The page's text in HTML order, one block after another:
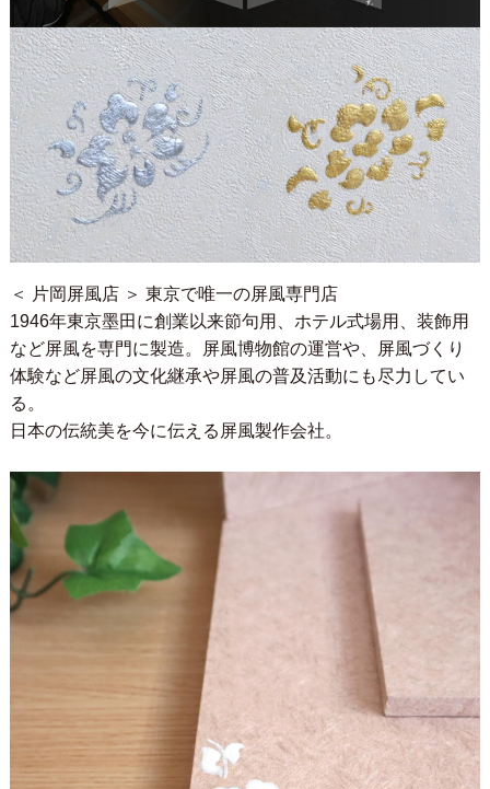
＜ 片岡屏風店 ＞ 東京で唯一の屏風専門店
1946年東京墨田に創業以来節句用、ホテル式場用、装飾用
など屏風を専門に製造。屏風博物館の運営や、屏風づくり
体験など屏風の文化継承や屏風の普及活動にも尽力してい
る。
日本の伝統美を今に伝える屏風製作会社。